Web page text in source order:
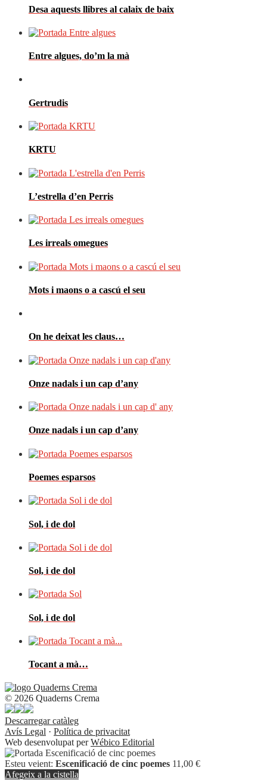
Desa aquests llibres al calaix de baix
Entre algues, do’m la mà
Gertrudis
KRTU
L’estrella d’en Perris
Les irreals omegues
Mots i maons o a cascú el seu
On he deixat les claus…
Onze nadals i un cap d’any
Onze nadals i un cap d’any
Poemes esparsos
Sol, i de dol
Sol, i de dol
Sol, i de dol
Tocant a mà…
© 2026 Quaderns Crema
Descarregar catàleg
Avís Legal · Política de privacitat
Web desenvolupat perWébico Editorial
Esteu veient: Escenificació de cinc poemes 11,00 €
Afegeix a la cistella